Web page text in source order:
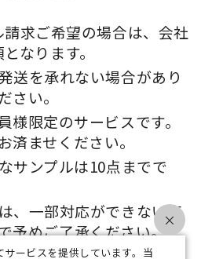
求ご希望の場合は、会社
なります。
送を承れない場合があり
さい。
限定のサービスです。
済ませください。
サンプルは10点までで
、一部対応ができない商
予めご了承ください。
ービスを提供しています。当
×